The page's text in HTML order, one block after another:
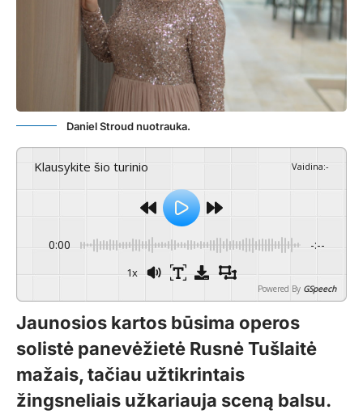
Daniel Stroud nuotrauka.
Klausykite šio turinio Vaidina:-
0:00 -:--
1x
Powered By GSpeech
Jaunosios kartos būsima operos
solistė panevėžietė Rusnė Tušlaitė
mažais, tačiau užtikrintais
žingsneliais užkariauja sceną balsu.